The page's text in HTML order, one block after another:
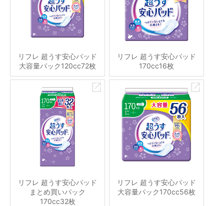
リフレ 超うす安心パッド
大容量パック120cc72枚
リフレ 超うす安心パッド
170cc16枚
リフレ 超うす安心パッド
まとめ買いパック
170cc32枚
リフレ 超うす安心パッド
大容量パック170cc56枚